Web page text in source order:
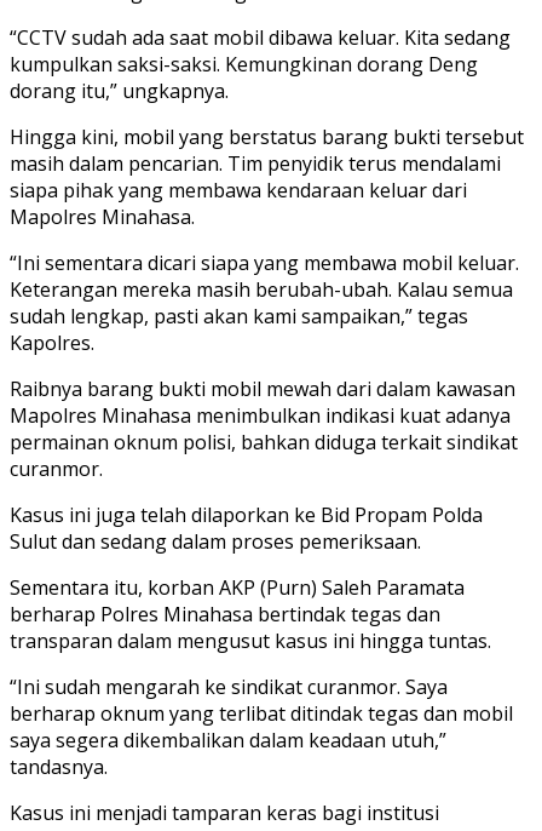
“CCTV sudah ada saat mobil dibawa keluar. Kita sedang
kumpulkan saksi-saksi. Kemungkinan dorang Deng
dorang itu,” ungkapnya.
Hingga kini, mobil yang berstatus barang bukti tersebut
masih dalam pencarian. Tim penyidik terus mendalami
siapa pihak yang membawa kendaraan keluar dari
Mapolres Minahasa.
“Ini sementara dicari siapa yang membawa mobil keluar.
Keterangan mereka masih berubah-ubah. Kalau semua
sudah lengkap, pasti akan kami sampaikan,” tegas
Kapolres.
Raibnya barang bukti mobil mewah dari dalam kawasan
Mapolres Minahasa menimbulkan indikasi kuat adanya
permainan oknum polisi, bahkan diduga terkait sindikat
curanmor.
Kasus ini juga telah dilaporkan ke Bid Propam Polda
Sulut dan sedang dalam proses pemeriksaan.
Sementara itu, korban AKP (Purn) Saleh Paramata
berharap Polres Minahasa bertindak tegas dan
transparan dalam mengusut kasus ini hingga tuntas.
“Ini sudah mengarah ke sindikat curanmor. Saya
berharap oknum yang terlibat ditindak tegas dan mobil
saya segera dikembalikan dalam keadaan utuh,”
tandasnya.
Kasus ini menjadi tamparan keras bagi institusi